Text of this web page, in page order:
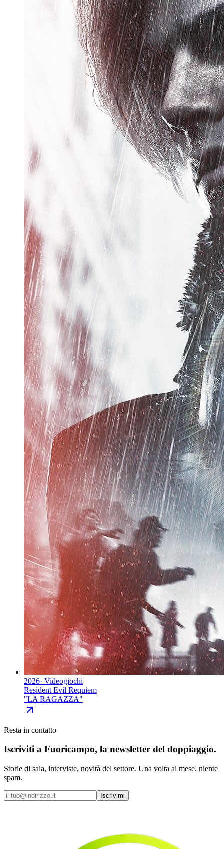
2026· Videogiochi
Resident Evil Requiem
"LA RAGAZZA"
Resta in contatto
Iscriviti a Fuoricampo, la newsletter del doppiaggio.
Storie di sala, interviste, novità del settore. Una volta al mese, niente
spam.
Iscrivimi